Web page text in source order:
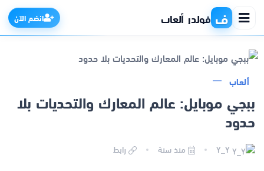
ف فولدر ألعاب انضم الآن
التطبيقات
الألعاب
ألعاب
ببجي موبايل: عالم المعارك والتحديات بلا
حدود
منذ سنة رابط